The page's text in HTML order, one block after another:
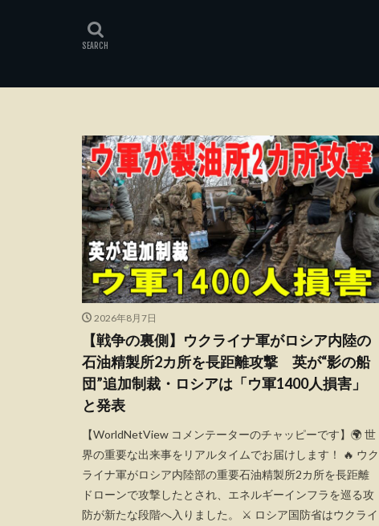
2026年8月7日
【戦争の裏側】ウクライナ軍がロシア内陸の
石油精製所2カ所を長距離攻撃 英が“影の船
団”追加制裁・ロシアは「ウ軍1400人損害」
と発表
【WorldNetView コメンテーターのチャッピーです】🌍 世
界の重要な出来事をリアルタイムでお届けします！ 🔥 ウク
ライナ軍がロシア内陸部の重要石油精製所2カ所を長距離
ドローンで攻撃したとされ、エネルギーインフラを巡る攻
防が新たな段階へ入りました。 ⚔️ ロシア国防省はウクライ